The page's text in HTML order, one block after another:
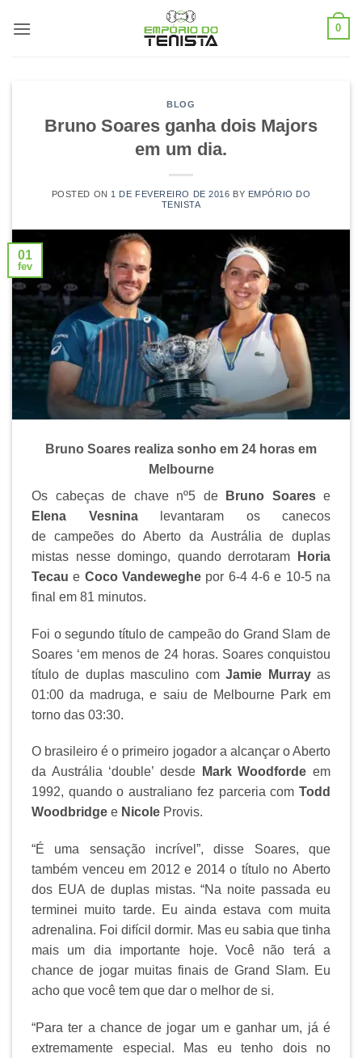
0
BLOG
Bruno Soares ganha dois Majors
em um dia.
POSTED ON 1 DE FEVEREIRO DE 2016 BY EMPÓRIO DO
TENISTA
01
fev
Bruno Soares realiza sonho em 24 horas em
Melbourne
Os cabeças de chave nº5 de
Bruno Soarese
Elena Vesninalevantaram os canecos
de campeões do Aberto da Austrália de duplas
mistas nesse domingo, quando derrotaram
Horia
Tecau e Coco Vandeweghe por 6-4 4-6 e 10-5 na
final em 81 minutos.
Foi o segundo título de campeão do Grand Slam de
Soares ‘em menos de 24 horas. Soares conquistou
título de duplas masculino comJamie Murrayas
01:00 da madruga, e saiu de Melbourne Park em
torno das 03:30.
O brasileiro é o primeiro jogador a alcançar o Aberto
da Austrália ‘double’ desde
Mark Woodforde em
1992, quando o australiano fez parceria com Todd
Woodbridge e Nicole Provis.
“É uma sensação incrível”, disse Soares, que
também venceu em 2012 e 2014 o título no Aberto
dos EUA de duplas mistas. “Na noite passada eu
terminei muito tarde. Eu ainda estava com muita
adrenalina. Foi difícil dormir. Mas eu sabia que tinha
mais um dia importante hoje. Você não terá a
chance de jogar muitas finais de Grand Slam. Eu
acho que você tem que dar o melhor de si.
“Para ter a chance de jogar um e ganhar um, já é
extremamente especial. Mas eu tenho dois no